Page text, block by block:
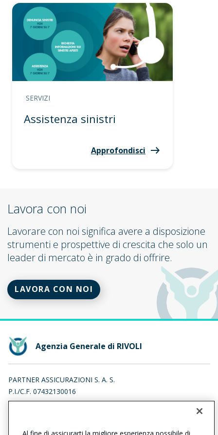
SERVIZI
Assistenza sinistri
Approfondisci
Lavora con noi
Lavorare con noi significa avere a disposizione
strumenti e prospettive di crescita che solo un
leader di mercato è in grado di offrire.
LAVORA CON NOI
Agenzia Generale di RIVOLI
PARTNER ASSICURAZIONI S. A. S.
P.I./C.F. 07432130016
VIA UNITA' D'ITALIA 1, 10098 RIVOLI (TO)